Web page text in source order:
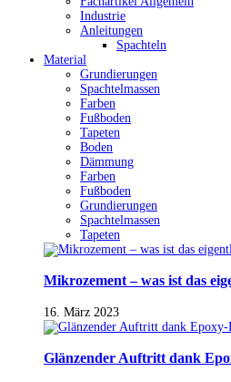
Industrie
Anleitungen
Spachteln
Material
Grundierungen
Spachtelmassen
Farben
Fußboden
Tapeten
Boden
Dämmung
Farben
Fußboden
Grundierungen
Spachtelmassen
Tapeten
Mikrozement – was ist das
16. März 2023
Glänzender Auftritt dank